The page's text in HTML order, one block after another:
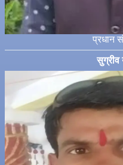
प्रधान
सुग्रीव